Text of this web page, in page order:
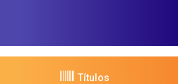
Títulos